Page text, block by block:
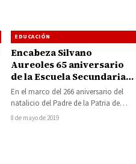
EDUCACIÓN
Encabeza Silvano
Aureoles 65 aniversario
de la Escuela Secundaria
N° 1 de Huetamo
En el marco del 266 aniversario del
natalicio del Padre de la Patria de
México, Miguel Hidalgo y…
8 de mayo de 2019